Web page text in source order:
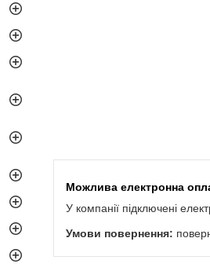
У компанії підключені